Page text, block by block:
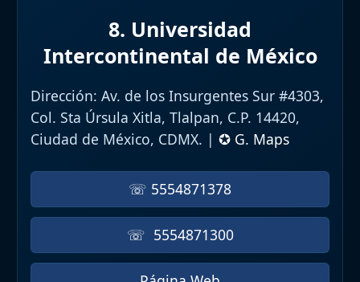
8. Universidad
Intercontinental de México
Dirección: Av. de los Insurgentes Sur #4303,
Col. Sta Úrsula Xitla, Tlalpan, C.P. 14420,
Ciudad de México, CDMX. | ✪ G. Maps
☏ 5554871378
☏ 5554871300